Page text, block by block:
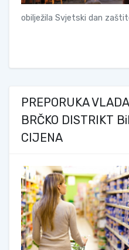
obilježila Svjetski dan
PREPORUKA
BRČKO DISTRIKT
CIJENA